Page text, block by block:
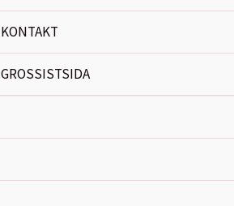
KONTAKT
GROSSISTSIDA